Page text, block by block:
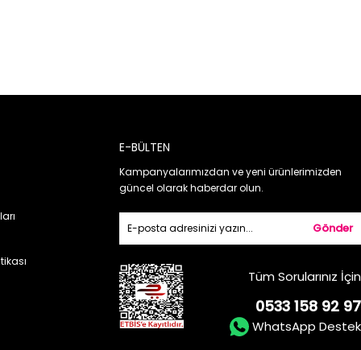
E-BÜLTEN
Kampanyalarımızdan ve yeni ürünlerimizden
güncel olarak haberdar olun.
Gönder
Tüm Sorularınız İçin
0533 158 92 97
WhatsApp Destek